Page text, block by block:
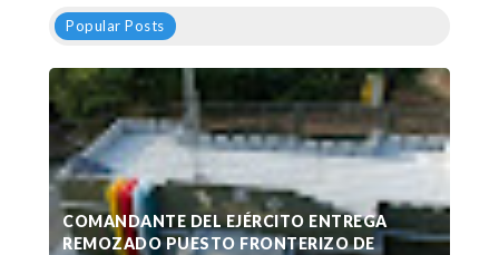
Popular Posts
COMANDANTE DEL EJÉRCITO ENTREGA
REMOZADO PUESTO FRONTERIZO DE